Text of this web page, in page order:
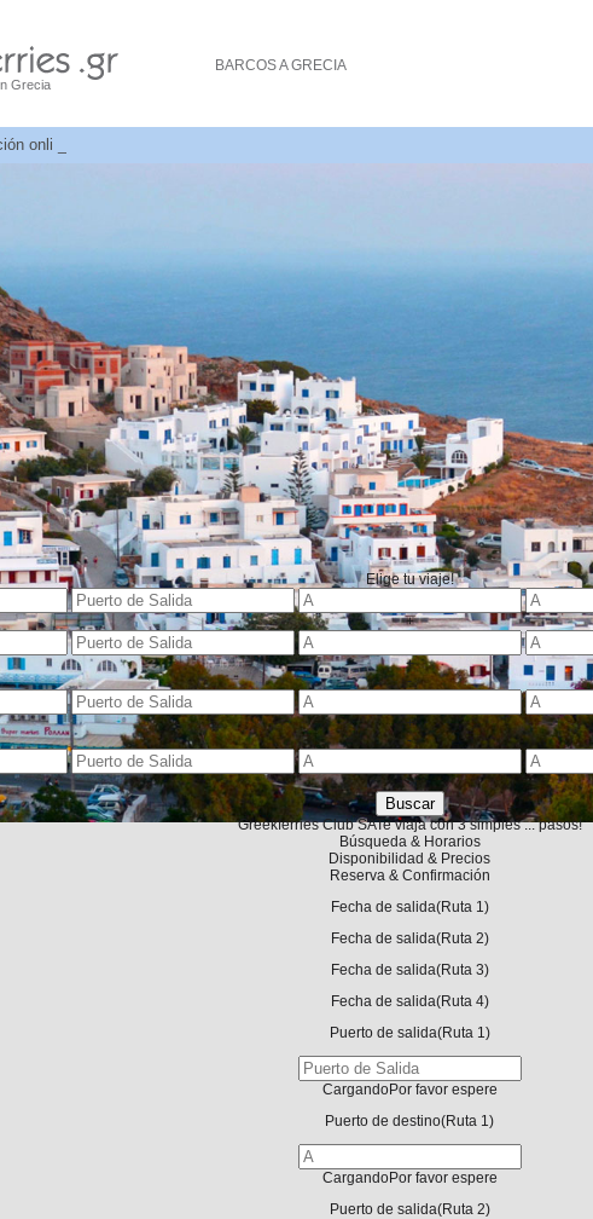
Grecia
BARCOSA GRECIA
online para todos los ferries a las islas griegas
Elige tu viaje!
+
+
-
+
-
-
Greekferries ClubSATe viaja con 3 simples ... pasos!
Búsqueda & Horarios
Disponibilidad & Precios
Reserva & Confirmación
Fecha de salida(Ruta 1)
Fecha de salida(Ruta 2)
Fecha de salida(Ruta 3)
Fecha de salida(Ruta 4)
Puerto de salida(Ruta 1)
CargandoPor favor espere
Puerto de destino(Ruta 1)
CargandoPor favor espere
Puerto de salida(Ruta 2)